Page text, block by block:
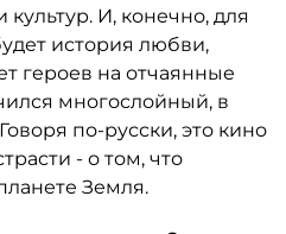
И, конечно, для
история любви,
героев на отчаянные
многослойный, в
по-русски, это кино
- о том, что
Земля.